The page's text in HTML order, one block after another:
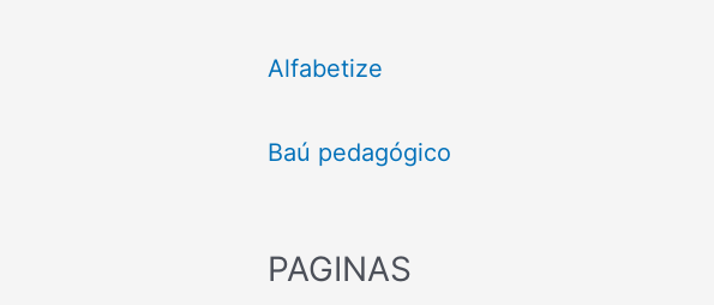
Alfabetize
Baú pedagógico
PAGINAS